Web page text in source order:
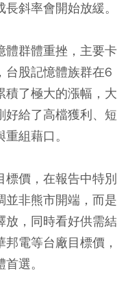
斜率會開始放緩。
體群體重挫，主要卡
台股記憶體族群在6
積了極大的漲幅，大
好給了高檔獲利、短
組藉口。
標價，在報告中特別
並非熊市開端，而是
放，同時看好供需結
電等台廠目標價，
選。